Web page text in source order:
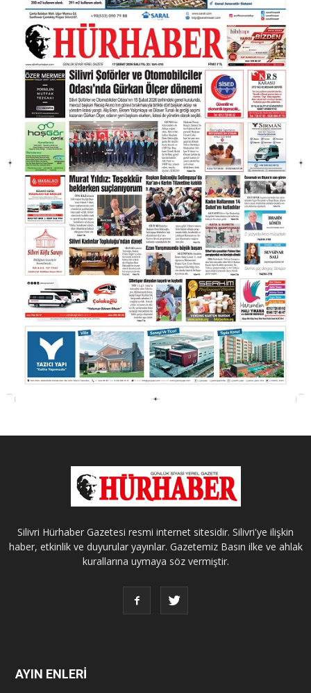
Silivri Hürhaber Gazetesi resmi internet sitesidir. Silivri'ye ilişkin
haber, etkinlik ve duyurular yayınlar. Gazetemiz Basın ilke ve ahlak
kurallarına uymaya söz vermiştir.
AYIN ENLERİ